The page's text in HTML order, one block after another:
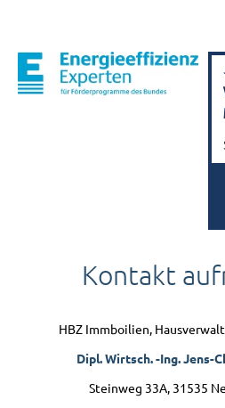
Kontakt
HBZ Immboilien,
Dipl. Wirtsch. -Ing. Jens-
Steinweg 33A, 31535